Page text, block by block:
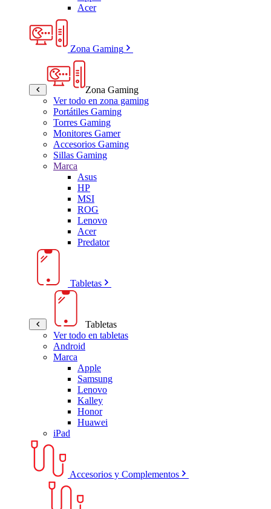
Acer
Zona Gaming
Zona Gaming
Ver todo en zona gaming
Portátiles Gaming
Torres Gaming
Monitores Gamer
Accesorios Gaming
Sillas Gaming
Marca
Asus
HP
MSI
ROG
Lenovo
Acer
Predator
Tabletas
Tabletas
Ver todo en tabletas
Android
Marca
Apple
Samsung
Lenovo
Kalley
Honor
Huawei
iPad
Accesorios y Complementos